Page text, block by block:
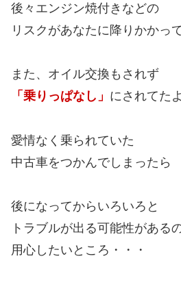
後々エンジン焼付きなどの
リスクがあなたに降りかかっ
また、オイル交換もされず
「乗りっぱなし」 にされてた
愛情なく乗られていた
中古車をつかんでしまったら
後になってからいろいろと
トラブルが出る可能性がある
用心したいところ・・・